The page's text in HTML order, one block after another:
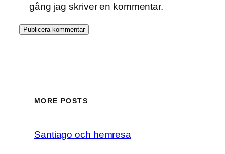
gång jag skriver en kommentar.
MORE POSTS
Santiago och hemresa